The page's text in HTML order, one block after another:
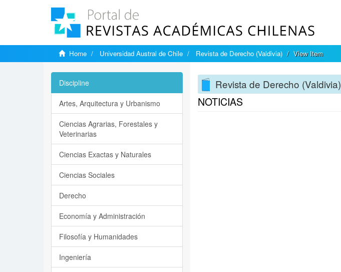
Home Universidad Austral de Chile Revista de Derecho (Valdivia) View Item
Revista de Derecho (Valdivia)
NOTICIAS
Discipline
Artes, Arquitectura y Urbanismo
Ciencias Agrarias, Forestales y
Veterinarias
Ciencias Exactas y Naturales
Ciencias Sociales
Derecho
Economía y Administración
Filosofía y Humanidades
Ingeniería